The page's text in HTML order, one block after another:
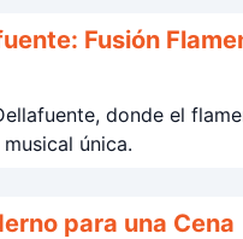
Fusión
donde el
única.
para una Cena